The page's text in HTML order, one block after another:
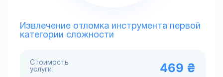
Извлечение отломка инструмента первой
категории сложности
Стоимость
услуги:
469 ₴